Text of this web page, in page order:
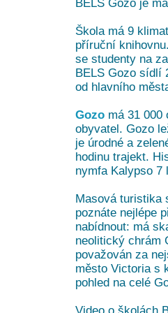
BELS Gozo je
Škola má 9
příruční
se studenty na
BELS Gozo sídlí
od hlavního
Gozomá 31 000
obyvatel. Gozo
je úrodné a
hodinu trajekt.
nymfa Kalypso 7
Masová turistika
poznáte nejlépe
nabídnout: má
neolitický chrám
považován za
město Victoria s
pohled na celé
Video o školách